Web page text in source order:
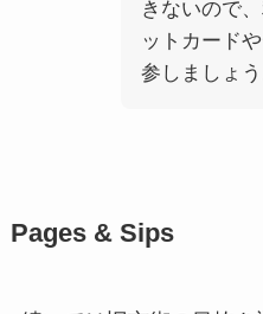
きないので
ットカード
参しましょう
Pages & Sips